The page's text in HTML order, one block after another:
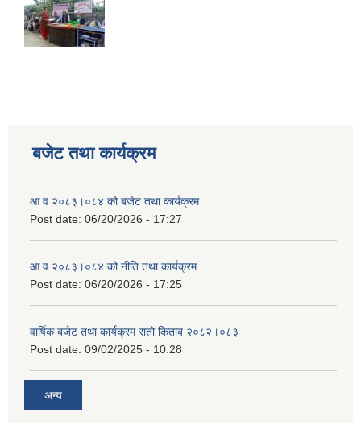
बजेट तथा कार्यक्रम
आ व २०८३।०८४ को बजेट तथा कार्यक्रम
Post date: 06/20/2026 - 17:27
आ व २०८३।०८४ को नीति तथा कार्यक्रम
Post date: 06/20/2026 - 17:25
वार्षिक बजेट तथा कार्यक्रम रातो किताब २०८२।०८३
Post date: 09/02/2025 - 10:28
अन्य